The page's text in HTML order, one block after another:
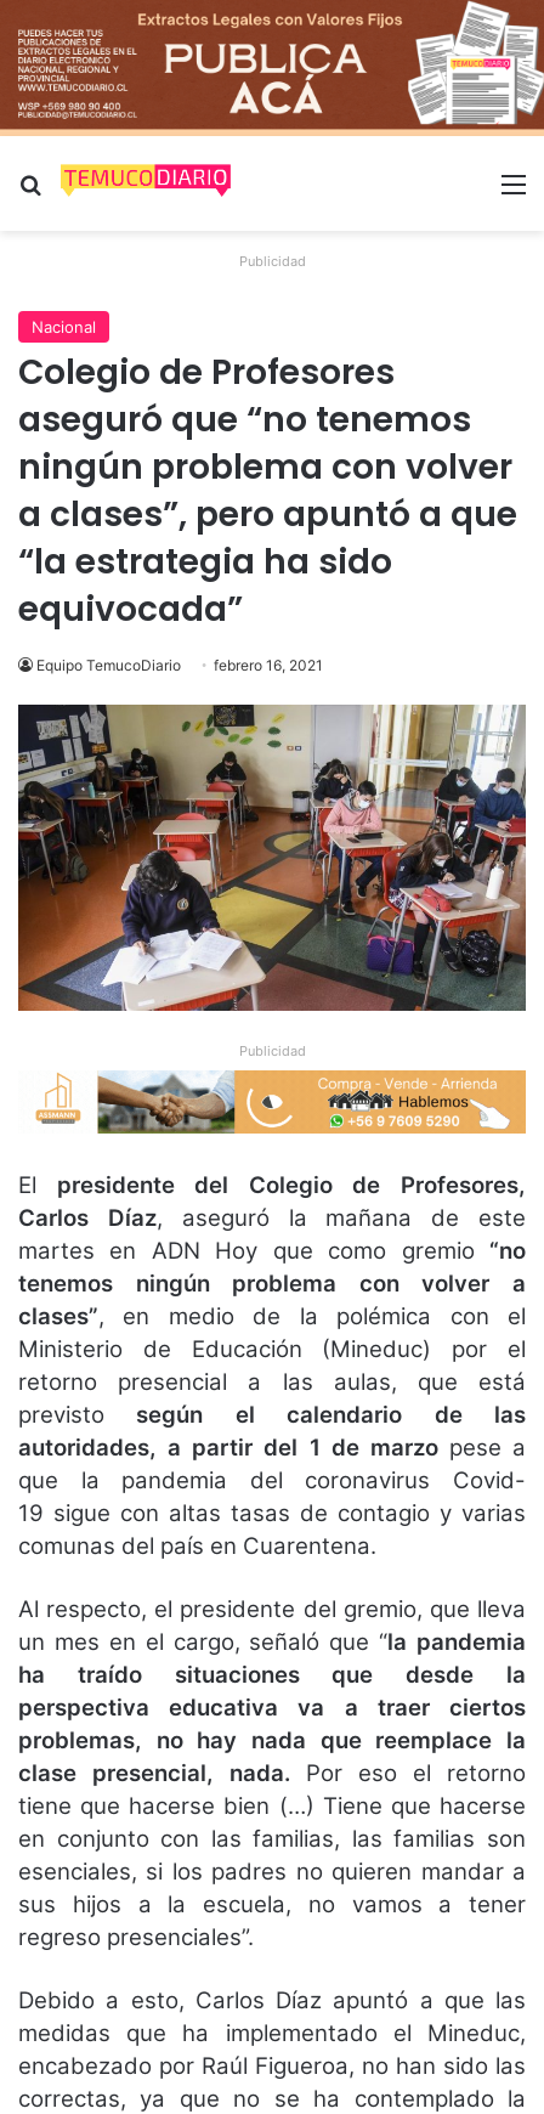
Buscar por
Publicidad
Nacional
Colegio de Profesores
aseguró que “no tenemos
ningún problema con volver
a clases”, pero apuntó a que
“la estrategia ha sido
equivocada”
Equipo TemucoDiario febrero 16, 2021
Publicidad
El presidente del Colegio de Profesores,
Carlos Díaz, aseguró la mañana de este
martes en ADN Hoy que como gremio “no
tenemos ningún problema con volver a
clases”, en medio de la polémica con el
Ministerio de Educación (Mineduc) por el
retorno presencial a las aulas, que está
previsto según el calendario de las
autoridades, a partir del 1 de marzopese a
que la pandemia del coronavirus Covid-
19 sigue con altas tasas de contagio y varias
comunas del país en Cuarentena.
Al respecto, el presidente del gremio, que lleva
un mes en el cargo, señaló que “la pandemia
ha traído situaciones que desde la
perspectiva educativa va a traer ciertos
problemas, no hay nada que reemplace la
clase presencial, nada. Por eso el retorno
tiene que hacerse bien (…) Tiene que hacerse
en conjunto con las familias, las familias son
esenciales, si los padres no quieren mandar a
sus hijos a la escuela, no vamos a tener
regreso presenciales”.
Debido a esto, Carlos Díaz apuntó a que las
medidas que ha implementado el Mineduc,
encabezado por Raúl Figueroa, no han sido las
correctas, ya que no se ha contemplado la